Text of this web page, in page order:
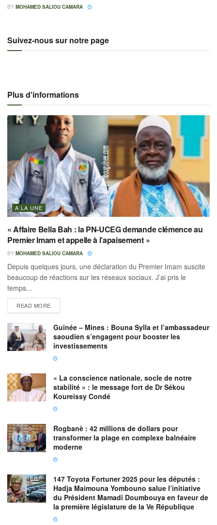
BY MOHAMED SALIOU CAMARA
Suivez-nous sur notre page
Plus d'informations
A LA UNE
« Affaire Bella Bah : la PN-UCEG demande clémence au
Premier Imam et appelle à l’apaisement »
BY MOHAMED SALIOU CAMARA
Depuis quelques jours, une déclaration du Premier Imam suscite
beaucoup de réactions sur les réseaux sociaux. J’ai pris le
temps...
READ MORE
Guinée – Mines : Bouna Sylla et l’ambassadeur
saoudien s’engagent pour booster les
investissements
« La conscience nationale, socle de notre
stabilité » : le message fort de Dr Sékou
Koureissy Condé
Rogbanè : 42 millions de dollars pour
transformer la plage en complexe balnéaire
moderne
147 Toyota Fortuner 2025 pour les députés :
Hadja Maimouna Yombouno salue l’initiative
du Président Mamadi Doumbouya en faveur de
la première législature de la Ve République